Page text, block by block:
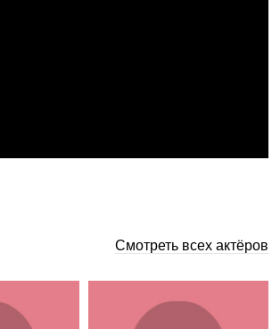
Смотреть всех актёров